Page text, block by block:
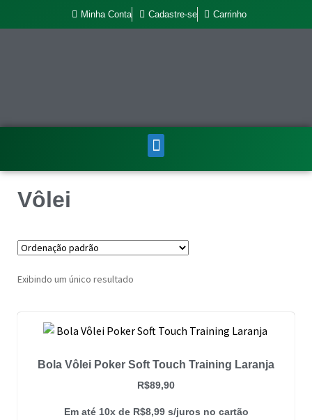
Minha Conta Cadastre-se Carrinho
Vôlei
Exibindo um único resultado
Bola Vôlei Poker Soft Touch Training Laranja
R$89,90
Em até 10x de R$8,99 s/juros no cartão